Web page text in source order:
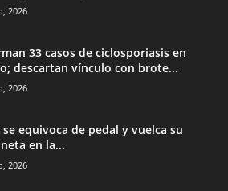
2026
33 casos de ciclosporiasis en
descartan vínculo con brote...
2026
equivoca de pedal y vuelca su
en la...
2026